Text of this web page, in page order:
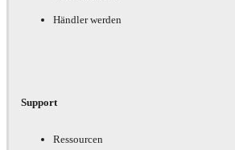
Händler werden
Support
Ressourcen